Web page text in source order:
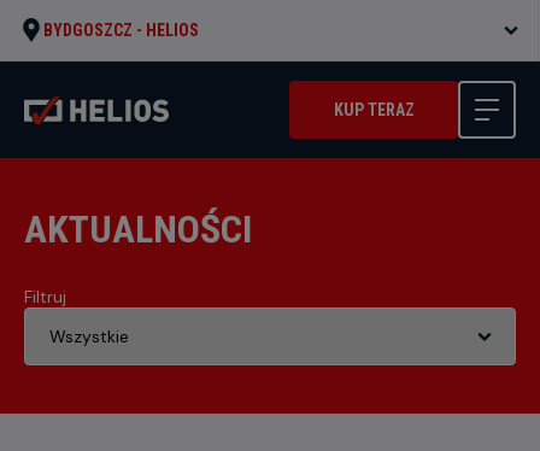
BYDGOSZCZ - HELIOS
KUP TERAZ
AKTUALNOŚCI
Filtruj